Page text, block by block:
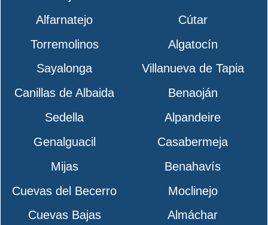
Alfarnatejo
Cútar
Torremolinos
Algatocín
Sayalonga
Villanueva de Tapia
Canillas de Albaida
Benaoján
Sedella
Alpandeire
Genalguacil
Casabermeja
Mijas
Benahavís
Cuevas del Becerro
Moclinejo
Cuevas Bajas
Almáchar